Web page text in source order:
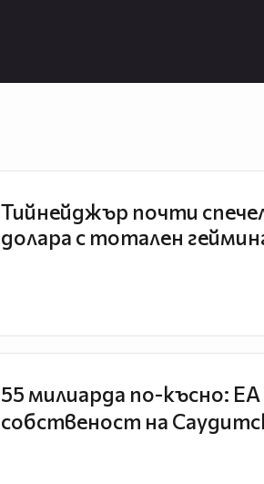
Тийнейджър почти
долара с тотален
55 милиарда по-късно:
собственост на